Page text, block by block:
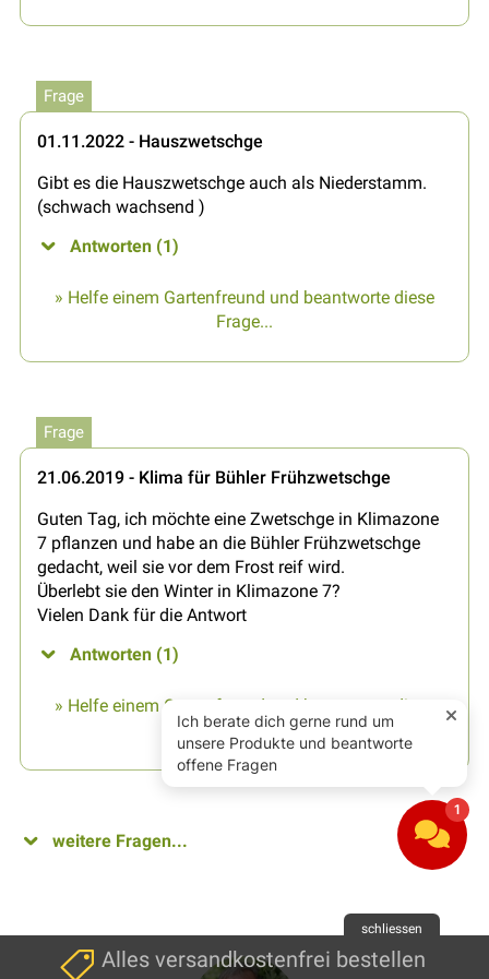
Frage
01.11.2022 - Hauszwetschge
Gibt es die Hauszwetschge auch als Niederstamm.
(schwach wachsend )
Antworten (1)
» Helfe einem Gartenfreund und beantworte diese
Frage...
Frage
21.06.2019 - Klima für Bühler Frühzwetschge
Guten Tag, ich möchte eine Zwetschge in Klimazone
7 pflanzen und habe an die Bühler Frühzwetschge
gedacht, weil sie vor dem Frost reif wird.
Überlebt sie den Winter in Klimazone 7?
Vielen Dank für die Antwort
Antworten (1)
» Helfe einem Gartenfreund und beantworte diese
Frage...
weitere Fragen...
schliessen
Alles versandkostenfrei bestellen